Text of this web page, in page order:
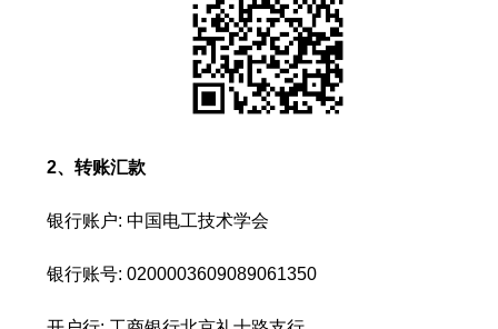
2、 转账汇款
银行账户: 中国电工技术学会
银行账号: 0200003609089061350